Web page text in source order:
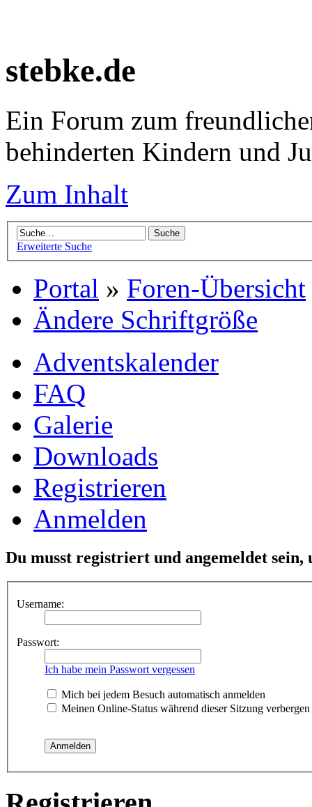
stebke.de
Ein Forum zum
behinderten Kindern und
Zum Inhalt
Erweiterte Suche
Portal » Foren-Übersicht
Ändere Schriftgröße
Adventskalender
FAQ
Galerie
Downloads
Registrieren
Anmelden
Du musst registriert und angemeldet sein,
Username:
Passwort:
Ich habe mein Passwort vergessen
Mich bei jedem Besuch automatisch anmelden
Meinen Online-Status während dieser Sitzung verbergen